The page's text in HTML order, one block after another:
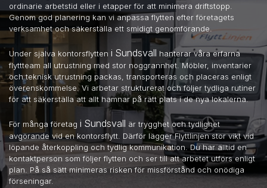
ordinarie arbetstid eller i etapper för att minimera driftstopp.
Genom god planering kan vi anpassa flytten efter företagets
verksamhet och säkerställa ett smidigt genomförande.
Under själva kontorsflytten i Sundsvall hanterar våra erfarna
flyttteam all utrustning med stor noggrannhet. Möbler, inventarier
och teknisk utrustning packas, transporteras och placeras enligt
överenskommelse. Vi arbetar strukturerat och följer tydliga rutiner
för att säkerställa att allt hamnar på rätt plats i de nya lokalerna.
För många företag i Sundsvall är trygghet och tydlighet
avgörande vid en kontorsflytt. Därför lägger Flyttlinjen stor vikt vid
löpande återkoppling och tydlig kommunikation. Du har alltid en
kontaktperson som följer flytten och ser till att arbetet utförs enligt
plan. På så sätt minimeras risken för missförstånd och onödiga
förseningar.